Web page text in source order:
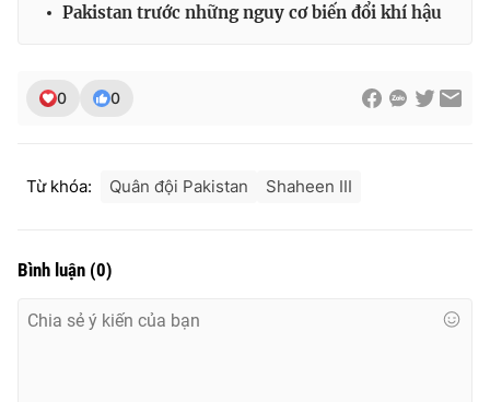
® Cấm sao chép dưới mọi hình thức nếu không có sự chấp
thông tin từ website này.
Pakistan trước những nguy cơ biến đổi khí hậu
0 0
Từ khóa: Quân đội Pakistan Shaheen III
Bình luận (0)